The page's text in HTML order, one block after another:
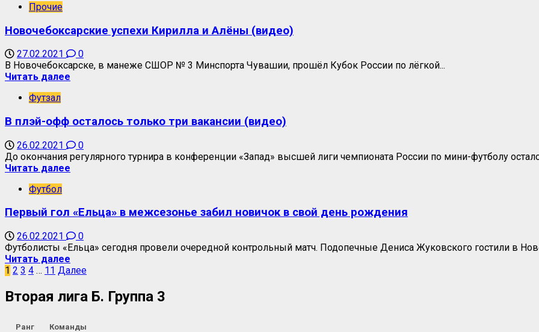
Прочие
Новочебоксарские успехи Кирилла и Алёны (видео)
27.02.2021
0
В Новочебоксарске, в манеже СШОР № 3 Минспорта Чувашии, прошёл Кубок России по лёгкой...
Читать далее
Футзал
В плэй-офф осталось только три вакансии (видео)
26.02.2021
0
До окончания регулярного турнира в конференции «Запад» высшей лиги чемпионата России по мини-футболу
Читать далее
Футбол
Первый гол «Ельца» в межсезонье забил новичок в свой день рождения
26.02.2021
0
Футболисты «Ельца» сегодня провели очередной контрольный матч. Подопечные Дениса Жуковского гостили в
Читать далее
1 2 3 4 … 11 Далее
Вторая лига Б. Группа 3
Ранг Команды